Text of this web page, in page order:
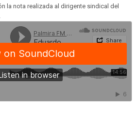
la nota realizada al dirigente sindical del